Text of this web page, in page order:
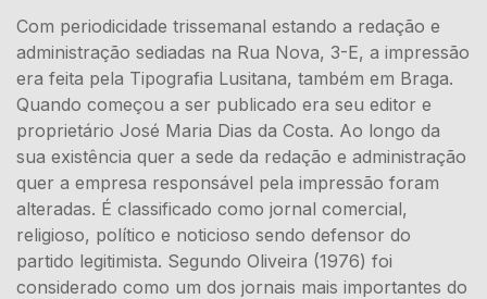
Com periodicidade trissemanal estando a redação e
administração sediadas na Rua Nova, 3-E, a impressão
era feita pela Tipografia Lusitana, também em Braga.
Quando começou a ser publicado era seu editor e
proprietário José Maria Dias da Costa. Ao longo da
sua existência quer a sede da redação e administração
quer a empresa responsável pela impressão foram
alteradas. É classificado como jornal comercial,
religioso, político e noticioso sendo defensor do
partido legitimista. Segundo Oliveira (1976) foi
considerado como um dos jornais mais importantes do